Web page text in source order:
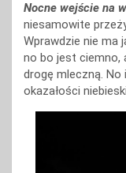
Nocne wejście na
niesamowite
Wprawdzie nie ma
no bo jest ciemno,
drogę mleczną. No
okazałości